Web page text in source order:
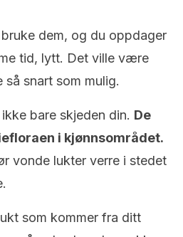
dem, og du oppdager
tid, lytt. Det ville være
snart som mulig.
bare skjeden din. De
i kjønnsområdet.
vonde lukter verre i stedet
som kommer fra ditt